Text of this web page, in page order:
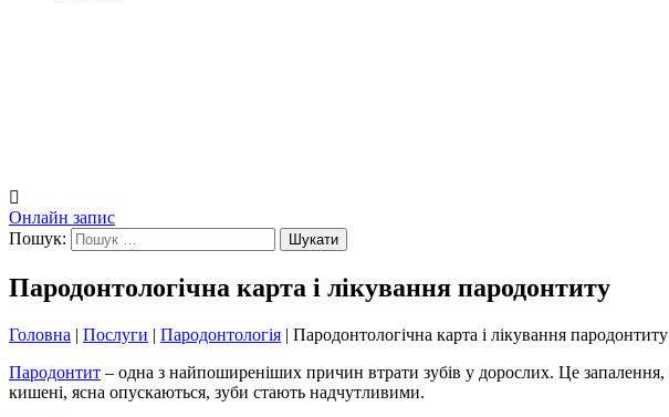
Онлайн запис
Пошук:
Пародонтологічна карта і лікування пародонтиту
Головна | Послуги | Пародонтологія | Пародонтологічна карта і лікування пародонтиту
Пародонтит – одна з найпоширеніших причин втрати зубів у дорослих. Це
кишені, ясна опускаються, зуби стають надчутливими.